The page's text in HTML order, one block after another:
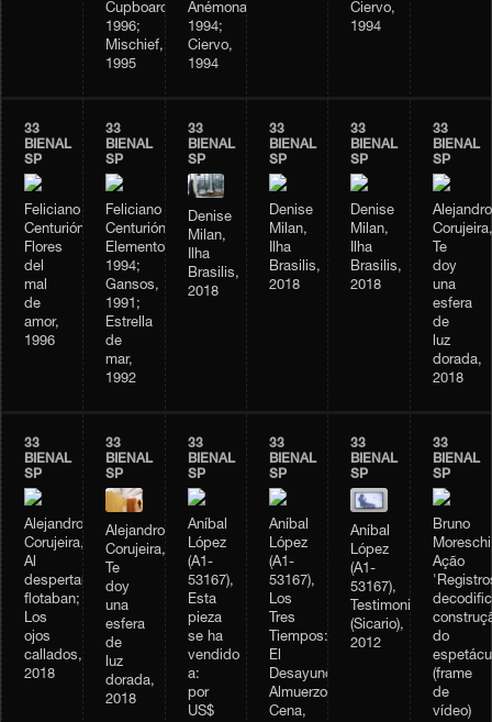
Cupboard,
1996;
Mischief,
1995
Anémonas,
1994;
Ciervo,
1994
Ciervo,
1994
33
BIENAL
SP
Feliciano
Centurión,
Flores
del
mal
de
amor,
1996
33
BIENAL
SP
Feliciano
Centurión,
Elementos,
1994;
Gansos,
1991;
Estrella
de
mar,
1992
33
BIENAL
SP
Denise
Milan,
Ilha
Brasilis,
2018
33
BIENAL
SP
Denise
Milan,
Ilha
Brasilis,
2018
33
BIENAL
SP
Denise
Milan,
Ilha
Brasilis,
2018
33
BIENAL
SP
Alejandro
Corujeira,
Te
doy
una
esfera
de
luz
dorada,
2018
33
BIENAL
SP
Alejandro
Corujeira,
Al
despertar,
flotaban;
Los
ojos
callados,
2018
33
BIENAL
SP
Alejandro
Corujeira,
Te
doy
una
esfera
de
luz
dorada,
2018
33
BIENAL
SP
Aníbal
López
(A1-
53167),
Esta
pieza
se ha
vendido
a:
por
US$
33
BIENAL
SP
Aníbal
López
(A1-
53167),
Los
Tres
Tiempos:
El
Desayuno,
Almuerzo,
Cena,
33
BIENAL
SP
Aníbal
López
(A1-
53167),
Testimonio
(Sicario),
2012
33
BIENAL
SP
Bruno
Ação
do
(frame
de
vídeo)